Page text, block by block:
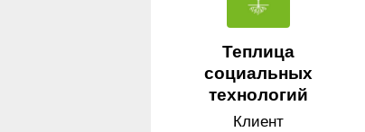
Теплица
социальных
технологий
Клиент